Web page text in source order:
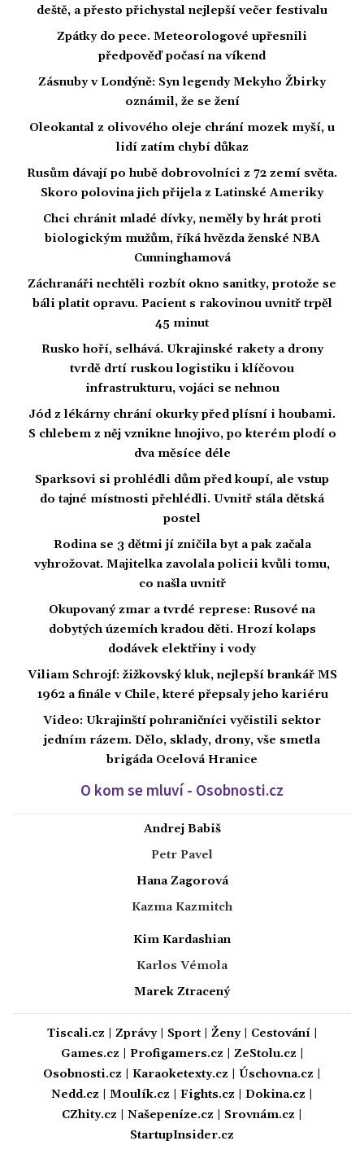
deště, a přesto přichystal nejlepší večer festivalu
Zpátky do pece. Meteorologové upřesnili
předpověď počasí na víkend
Zásnuby v Londýně: Syn legendy Mekyho Žbirky
oznámil, že se žení
Oleokantal z olivového oleje chrání mozek myší, u
lidí zatím chybí důkaz
Rusům dávají po hubě dobrovolníci z 72 zemí světa.
Skoro polovina jich přijela z Latinské Ameriky
Chci chránit mladé dívky, neměly by hrát proti
biologickým mužům, říká hvězda ženské NBA
Cunninghamová
Záchranáři nechtěli rozbít okno sanitky, protože se
báli platit opravu. Pacient s rakovinou uvnitř trpěl
45 minut
Rusko hoří, selhává. Ukrajinské rakety a drony
tvrdě drtí ruskou logistiku i klíčovou
infrastrukturu, vojáci se nehnou
Jód z lékárny chrání okurky před plísní i houbami.
S chlebem z něj vznikne hnojivo, po kterém plodí o
dva měsíce déle
Sparksovi si prohlédli dům před koupí, ale vstup
do tajné místnosti přehlédli. Uvnitř stála dětská
postel
Rodina se 3 dětmi jí zničila byt a pak začala
vyhrožovat. Majitelka zavolala policii kvůli tomu,
co našla uvnitř
Okupovaný zmar a tvrdé represe: Rusové na
dobytých územích kradou děti. Hrozí kolaps
dodávek elektřiny i vody
Viliam Schrojf: žižkovský kluk, nejlepší brankář MS
1962 a finále v Chile, které přepsaly jeho kariéru
Video: Ukrajinští pohraničníci vyčistili sektor
jedním rázem. Dělo, sklady, drony, vše smetla
brigáda Ocelová Hranice
O kom se mluví - Osobnosti.cz
Andrej Babiš
Petr Pavel
Hana Zagorová
Kazma Kazmitch
Kim Kardashian
Karlos Vémola
Marek Ztracený
Tiscali.cz Zprávy| Sport| Ženy| Cestování|
Games.cz
Profigamers.cz ZeStolu.cz
Osobnosti.cz
Karaoketexty.cz Úschovna.cz
Nedd.cz
Moulík.cz Fights.cz Dokina.cz
CZhity.cz
Našepeníze.cz Srovnám.cz
StartupInsider.cz